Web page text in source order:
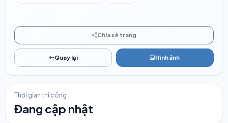
Chia sẻ trang
Quay lại Hình ảnh
Thời gian thi công
Đang cập nhật